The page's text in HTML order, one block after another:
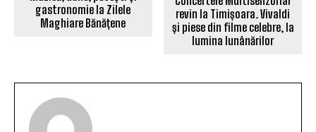
gastronomie la Zilele
Maghiare Bănățene
revin la Timișoara. Vivaldi
și piese din filme celebre, la
lumina lunânărilor